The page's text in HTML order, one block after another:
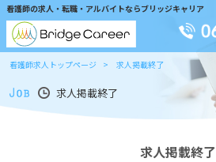
看護師の求人・転職・アルバイトならブリッジキャリア
看護師求人トップページ 求人掲載終了
求人掲載終了
求人掲載終了